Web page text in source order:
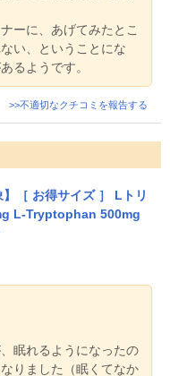
ーに、あげてみたとこ
い、ということにな
るようです。
>>不適切なクチコミを報告する
】［ お得サイズ ］ Lトリ
L-Tryptophan 500mg
眠れるようになったの
りました（眠くてなか